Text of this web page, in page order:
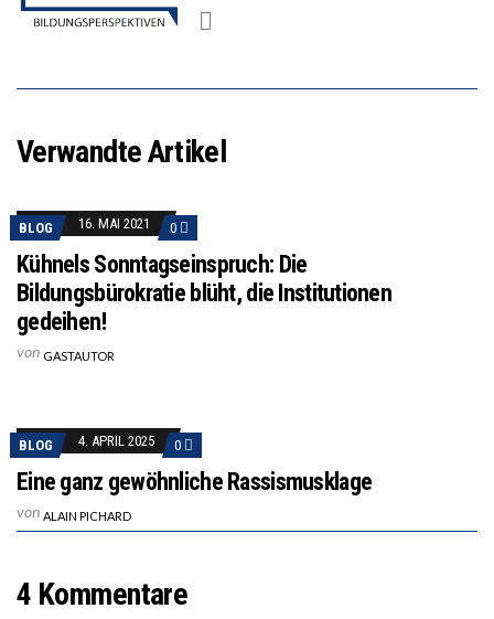
Verwandte Artikel
BLOG 16. MAI 2021 0
Kühnels Sonntagseinspruch: Die
Bildungsbürokratie blüht, die Institutionen
gedeihen!
von GASTAUTOR
BLOG 4. APRIL 2025 0
Eine ganz gewöhnliche Rassismusklage
von ALAIN PICHARD
4 Kommentare